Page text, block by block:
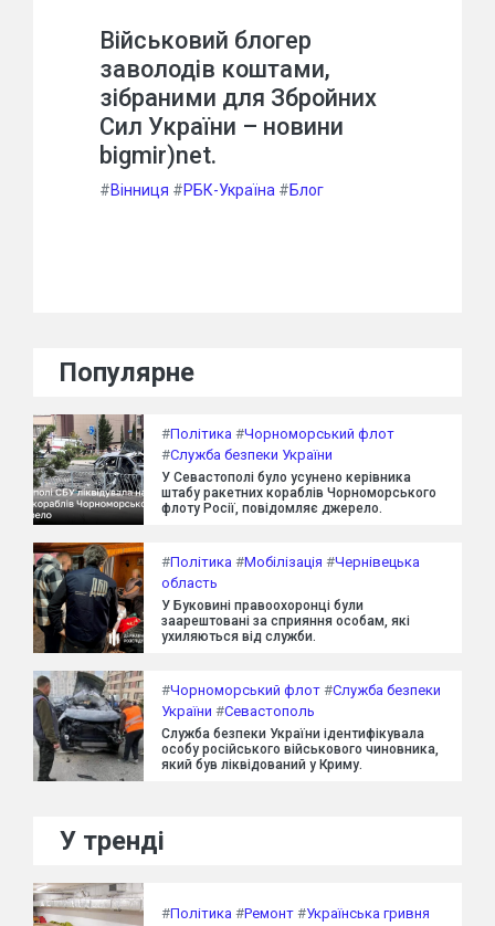
Військовий блогер
заволодів коштами,
зібраними для Збройних
Сил України – новини
bigmir)net.
#Вінниця #РБК-Україна #Блог
Популярне
#Політика #Чорноморський флот
#Служба безпеки України
У Севастополі було усунено керівника
штабу ракетних кораблів Чорноморського
флоту Росії, повідомляє джерело.
#Політика #Мобілізація #Чернівецька
область
У Буковині правоохоронці були
заарештовані за сприяння особам, які
ухиляються від служби.
#Чорноморський флот #Служба безпеки
України #Севастополь
Служба безпеки України ідентифікувала
особу російського військового чиновника,
який був ліквідований у Криму.
У тренді
#Політика #Ремонт #Українська гривня